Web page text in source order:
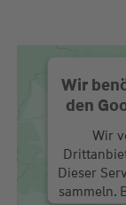
Wir
den
Wir
Dieser
sammeln.